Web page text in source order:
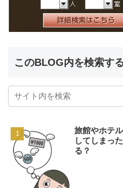
このBLOG内を検索する
旅館やホテ
してしまっ
る？